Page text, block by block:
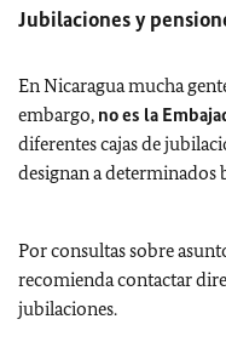
Jubilaciones y
En Nicaragua mucha
embargo, no es la
diferentes cajas de
designan a determinados
Por consultas sobre
recomienda contactar
jubilaciones.